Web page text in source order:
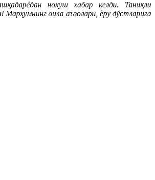
нохуш хабар келди. Таниқли
оила аъзолари, ёру дўстларига